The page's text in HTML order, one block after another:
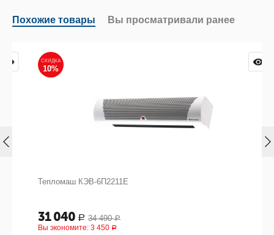
Похожие товары Вы просматривали ранее
СКИДКА
10%
Тепломаш КЭВ-6П2211Е
31 040 Р 34 490 Р
Вы экономите:3 450 Р